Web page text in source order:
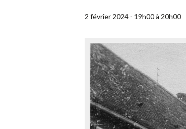
2 février 2024 - 19h00à 20h00